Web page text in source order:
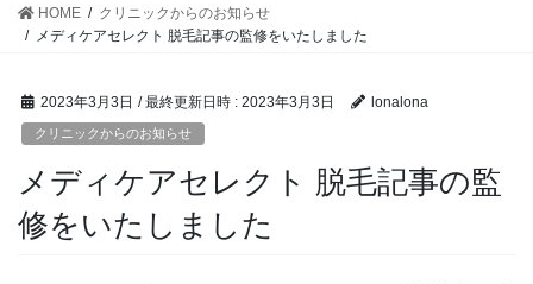
HOME
クリニックからのお知らせ
メディケアセレクト 脱毛記事の監修をいたしました
2023年3月3日 / 最終更新日時 : 2023年3月3日 lonalona
クリニックからのお知らせ
メディケアセレクト 脱毛記事の監
修をいたしました